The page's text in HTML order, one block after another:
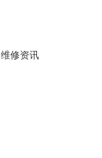
维修资讯